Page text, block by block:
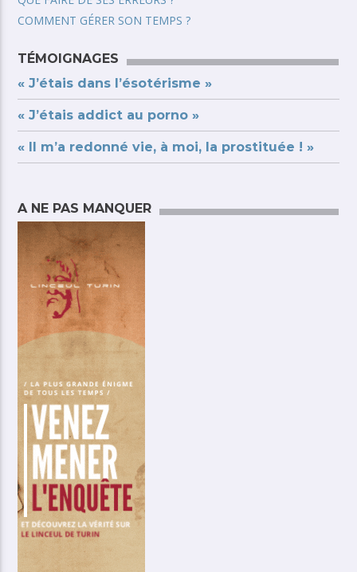
COMMENT GÉRER SON TEMPS ?
TÉMOIGNAGES
« J’étais dans l’ésotérisme »
« J’étais addict au porno »
« Il m’a redonné vie, à moi, la prostituée ! »
A NE PAS MANQUER